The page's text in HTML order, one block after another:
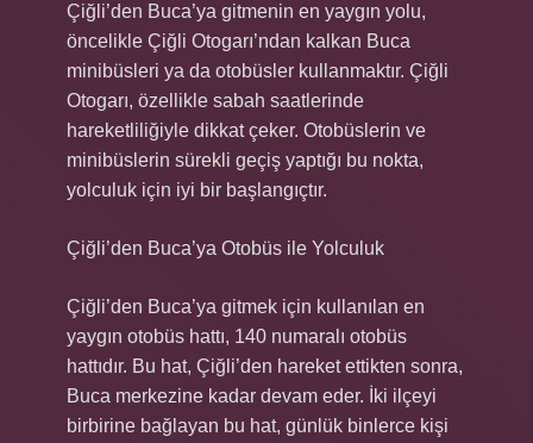
Çiğli’den Buca’ya gitmenin en yaygın yolu,
öncelikle Çiğli Otogarı’ndan kalkan Buca
minibüsleri ya da otobüsler kullanmaktır. Çiğli
Otogarı, özellikle sabah saatlerinde
hareketliliğiyle dikkat çeker. Otobüslerin ve
minibüslerin sürekli geçiş yaptığı bu nokta,
yolculuk için iyi bir başlangıçtır.
Çiğli’den Buca’ya Otobüs ile Yolculuk
Çiğli’den Buca’ya gitmek için kullanılan en
yaygın otobüs hattı, 140 numaralı otobüs
hattıdır. Bu hat, Çiğli’den hareket ettikten sonra,
Buca merkezine kadar devam eder. İki ilçeyi
birbirine bağlayan bu hat, günlük binlerce kişi